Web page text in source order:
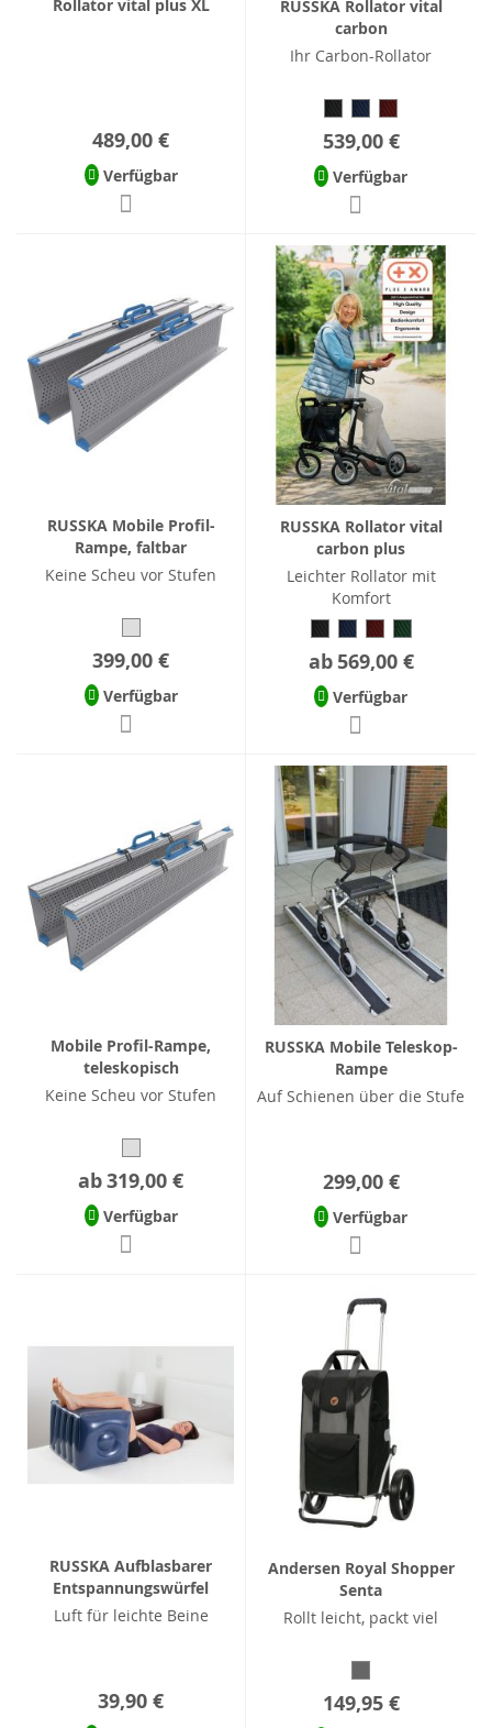
Rollator vital plus XL
489,00 €
Verfügbar
RUSSKA Rollator vital
carbon
Ihr Carbon-Rollator
539,00 €
Verfügbar
RUSSKA Mobile Profil-
Rampe, faltbar
Keine Scheu vor Stufen
399,00 €
Verfügbar
RUSSKA Rollator vital
carbon plus
Leichter Rollator mit
Komfort
ab 569,00 €
Verfügbar
Mobile Profil-Rampe,
teleskopisch
Keine Scheu vor Stufen
ab319,00 €
Verfügbar
RUSSKA Mobile Teleskop-
Rampe
Auf Schienen über die Stufe
299,00 €
Verfügbar
RUSSKA Aufblasbarer
Entspannungswürfel
Luft für leichte Beine
39,90 €
Andersen Royal Shopper
Senta
Rollt leicht, packt viel
149,95 €